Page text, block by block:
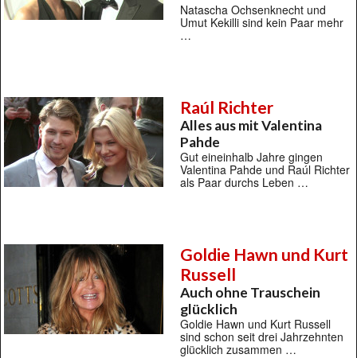
Natascha Ochsenknecht und
Umut Kekilli sind kein Paar mehr
…
Raúl Richter
Alles aus mit Valentina
Pahde
Gut eineinhalb Jahre gingen
Valentina Pahde und Raúl Richter
als Paar durchs Leben …
Goldie Hawn und Kurt
Russell
Auch ohne Trauschein
glücklich
Goldie Hawn und Kurt Russell
sind schon seit drei Jahrzehnten
glücklich zusammen …